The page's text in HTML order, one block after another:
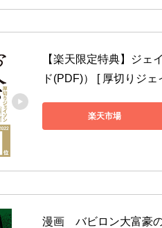
【楽天限定特典】ジェ
ド(PDF)） [ 厚切りジェ
楽天市場
漫画　バビロン大富豪